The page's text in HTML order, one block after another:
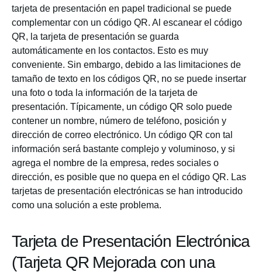
tarjeta de presentación en papel tradicional se puede
complementar con un código QR. Al escanear el código
QR, la tarjeta de presentación se guarda
automáticamente en los contactos. Esto es muy
conveniente. Sin embargo, debido a las limitaciones de
tamaño de texto en los códigos QR, no se puede insertar
una foto o toda la información de la tarjeta de
presentación. Típicamente, un código QR solo puede
contener un nombre, número de teléfono, posición y
dirección de correo electrónico. Un código QR con tal
información será bastante complejo y voluminoso, y si
agrega el nombre de la empresa, redes sociales o
dirección, es posible que no quepa en el código QR. Las
tarjetas de presentación electrónicas se han introducido
como una solución a este problema.
Tarjeta de Presentación Electrónica
(Tarjeta QR Mejorada con una